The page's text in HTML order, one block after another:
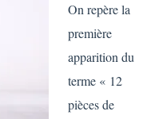
On repère la
première
apparition du
terme « 12
pièces de